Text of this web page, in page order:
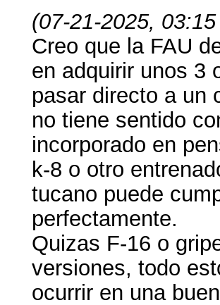
(07-21-2025,
Creo que la FAU
en adquirir unos 3
pasar directo a un
no tiene sentido
incorporado en
k-8 o otro
tucano puede
perfectamente.
Quizas F-16 o
versiones, todo
ocurrir en una